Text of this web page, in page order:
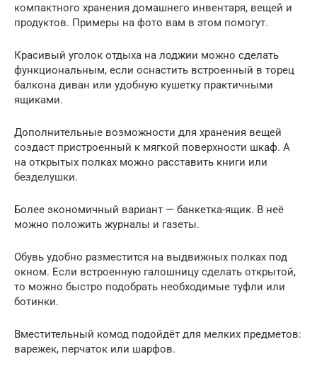
компактного хранения домашнего инвентаря, вещей и
продуктов. Примеры на фото вам в этом помогут.
Красивый уголок отдыха на лоджии можно сделать
функциональным, если оснастить встроенный в торец
балкона диван или удобную кушетку практичными
ящиками.
Дополнительные возможности для хранения вещей
создаст пристроенный к мягкой поверхности шкаф. А
на открытых полках можно расставить книги или
безделушки.
Более экономичный вариант — банкетка-ящик. В неё
можно положить журналы и газеты.
Обувь удобно разместится на выдвижных полках под
окном. Если встроенную галошницу сделать открытой,
то можно быстро подобрать необходимые туфли или
ботинки.
Вместительный комод подойдёт для мелких предметов:
варежек, перчаток или шарфов.